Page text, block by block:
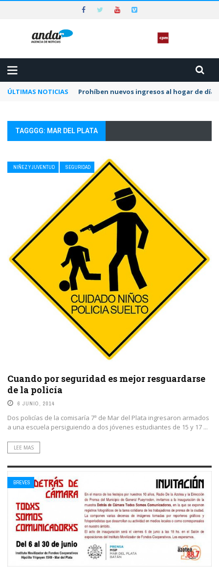
ÚLTIMAS NOTICIAS Preocupa a la CPM la dilación y el letargo
TAGGGG: MAR DEL PLATA
NIÑEZ Y JUVENTUD SEGURIDAD
Cuando por seguridad es mejor resguardarse
de la policía
6 JUNIO, 2014
Dos policías de la comisaría 7ª de Mar del Plata ingresaron armados
a una escuela persiguiendo a dos jóvenes estudiantes de 15 y 17 ...
LEE MAS
BREVES